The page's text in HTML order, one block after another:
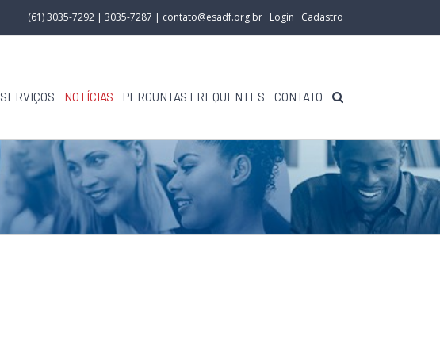
(61) 3035-7292 | 3035-7287 | contato@esadf.org.br Login Cadastro
SERVIÇOS NOTÍCIAS PERGUNTAS FREQUENTES CONTATO